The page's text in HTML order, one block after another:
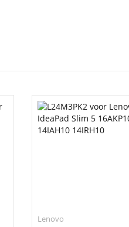
Lenovo